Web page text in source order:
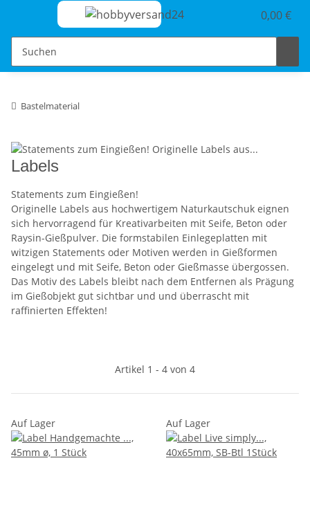
0,00 €
Bastelmaterial
Labels
Statements zum Eingießen!
Originelle Labels aus hochwertigem Naturkautschuk eignen
sich hervorragend für Kreativarbeiten mit Seife, Beton oder
Raysin-Gießpulver. Die formstabilen Einlegeplatten mit
witzigen Statements oder Motiven werden in Gießformen
eingelegt und mit Seife, Beton oder Gießmasse übergossen.
Das Motiv des Labels bleibt nach dem Entfernen als Prägung
im Gießobjekt gut sichtbar und und überrascht mit
raffinierten Effekten!
Artikel 1 - 4 von 4
Auf Lager Auf Lager